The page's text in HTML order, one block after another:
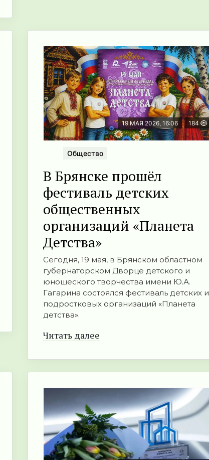
19 МАЯ 2026, 16:06 184
Общество
В Брянске прошёл
фестиваль детских
общественных
организаций «Планета
Детства»
Сегодня, 19 мая, в Брянском областном
губернаторском Дворце детского и
юношеского творчества имени Ю.А.
Гагарина состоялся фестиваль детских и
подростковых организаций «Планета
детства».
Читать далее